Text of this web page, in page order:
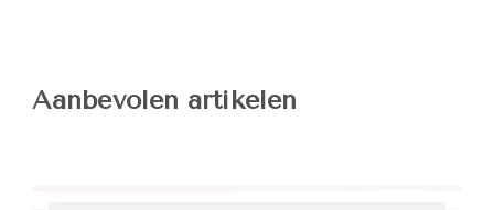
Aanbevolen artikelen